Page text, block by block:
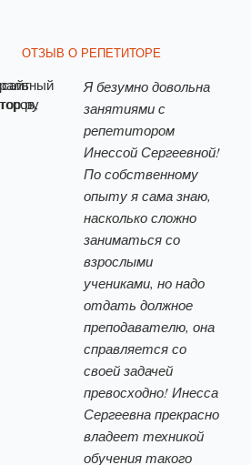
ОТЗЫВ О РЕПЕТИТОРЕ
Я безумно довольна
занятиями с
репетитором
Инессой Сергеевной!
По собственному
опыту я сама знаю,
насколько сложно
заниматься со
взрослыми
учениками, но надо
отдать должное
преподавателю, она
справляется со
своей задачей
превосходно! Инесса
Сергеевна прекрасно
владеет техникой
обучения такого